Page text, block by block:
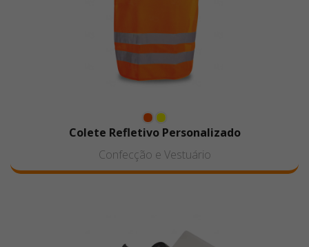
Colete Refletivo Personalizado
Confecção e Vestuário